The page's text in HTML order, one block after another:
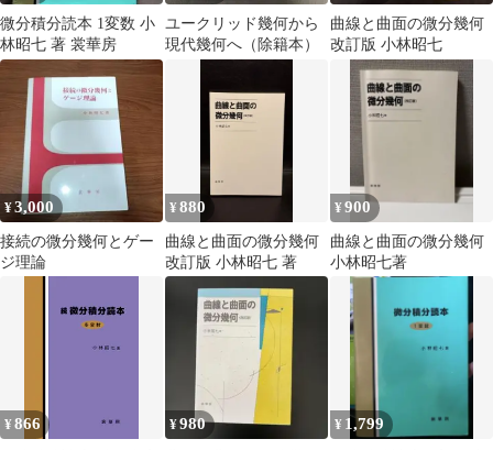
微分積分読本 1変数 小
林昭七 著 裳華房
ユークリッド幾何から
現代幾何へ（除籍本）
曲線と曲面の微分幾何
改訂版 小林昭七
¥3,000
接続の微分幾何とゲー
ジ理論
¥880
曲線と曲面の微分幾何
改訂版 小林昭七 著
¥900
曲線と曲面の微分幾何
小林昭七著
¥866 ¥980 ¥ 1,799